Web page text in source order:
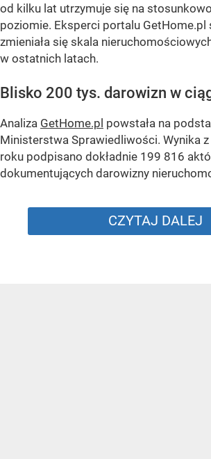
od kilku lat utrzymuje się na
poziomie. Eksperci portalu GetHome.pl
zmieniała się skala
w ostatnich latach.
Blisko 200 tys. darowizn w
Analiza GetHome.pl powstała na
Ministerstwa Sprawiedliwości. Wynika z
roku podpisano dokładnie 199 816
dokumentujących darowizny
CZYTAJ DALEJ